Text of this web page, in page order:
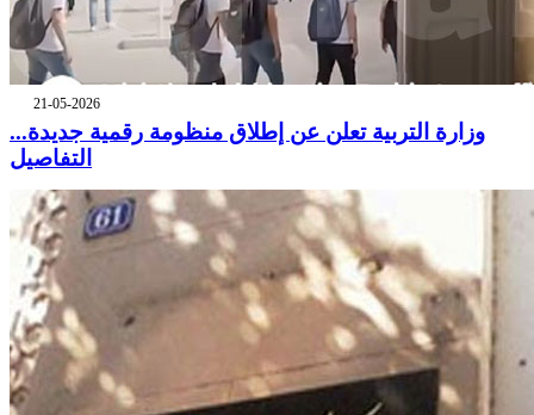
21-05-2026
وزارة التربية تعلن عن إطلاق منظومة رقمية جديدة...
التفاصيل